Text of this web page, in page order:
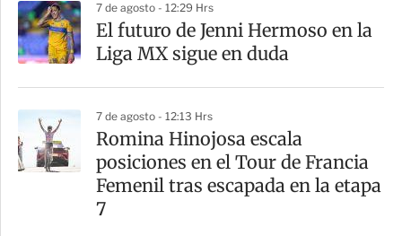
a
r
t
7 de agosto - 12:29 Hrs
El futuro de Jenni Hermoso en la
Liga MX sigue en duda
7 de agosto - 12:13 Hrs
Romina Hinojosa escala
posiciones en el Tour de Francia
Femenil tras escapada en la etapa
7